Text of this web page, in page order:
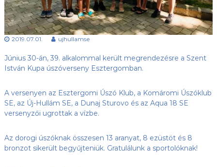
s
ü
l
e
t
l
u
b
,
a
Ú
j
u
S
E
h
2019.07.01. ujhullamse
Június 30-án, 39. alkalommal került megrendezésre a Szent
István Kupa úszóverseny Esztergomban.
A versenyen az Esztergomi Úszó Klub, a Komáromi Úszóklub
SE, az Új-Hullám SE, a Dunaj Sturovo és az Aqua 18 SE
versenyzői ugrottak a vízbe.
Az dorogi úszóknak összesen 13 aranyat, 8 ezüstöt és 8
bronzot sikerült begyűjteniük. Gratulálunk a sportolóknak!